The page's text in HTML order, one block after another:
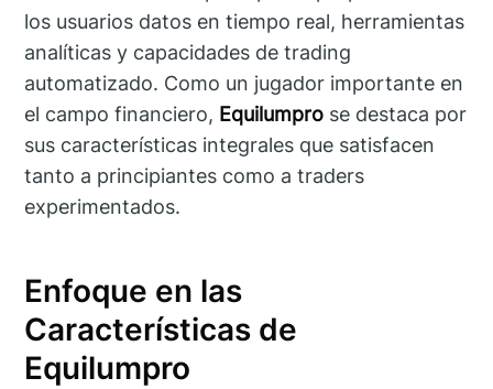
los usuarios datos en tiempo real, herramientas
analíticas y capacidades de trading
automatizado. Como un jugador importante en
el campo financiero, Equilumpro se destaca por
sus características integrales que satisfacen
tanto a principiantes como a traders
experimentados.
Enfoque en las
Características de
Equilumpro